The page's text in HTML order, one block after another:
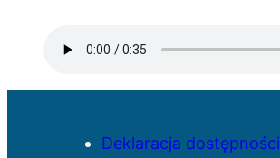
Deklaracja dostępności